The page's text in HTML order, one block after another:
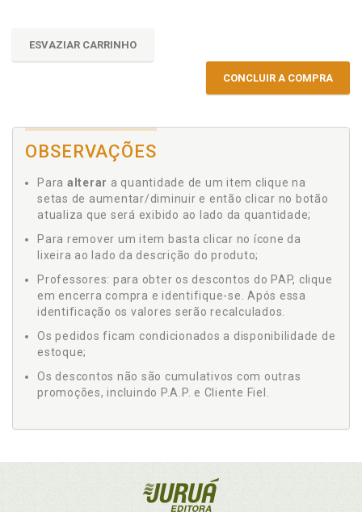
ESVAZIAR CARRINHO
CONCLUIR A COMPRA
OBSERVAÇÕES
Para alterar a quantidade de um item clique na
setas de aumentar/diminuir e então clicar no botão
atualiza que será exibido ao lado da quantidade;
Para remover um item basta clicar no ícone da
lixeira ao lado da descrição do produto;
Professores: para obter os descontos do PAP, clique
em encerra compra e identifique-se. Após essa
identificação os valores serão recalculados.
Os pedidos ficam condicionados a disponibilidade de
estoque;
Os descontos não são cumulativos com outras
promoções, incluindo P.A.P. e Cliente Fiel.